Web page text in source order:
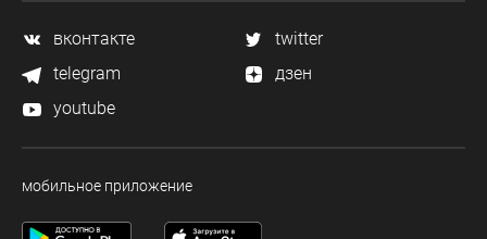
вконтакте
twitter
telegram
дзен
youtube
мобильное приложение